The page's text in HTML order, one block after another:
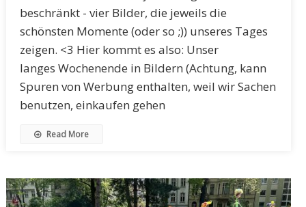
beschränkt - vier Bilder, die jeweils die
schönsten Momente (oder so ;)) unseres Tages
zeigen. <3 Hier kommt es also: Unser
langes Wochenende in Bildern (Achtung, kann
Spuren von Werbung enthalten, weil wir Sachen
benutzen, einkaufen gehen
Read More